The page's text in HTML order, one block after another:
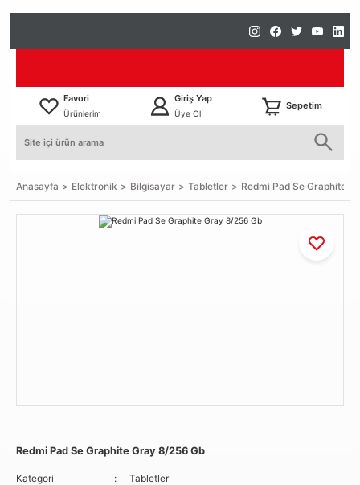
Favori
Ürünlerim
Giriş Yap
Üye Ol
Sepetim
Anasayfa Elektronik Bilgisayar Tabletler Redmi Pad Se Graphite
Redmi Pad Se Graphite Gray 8/256 Gb
Kategori
Tabletler